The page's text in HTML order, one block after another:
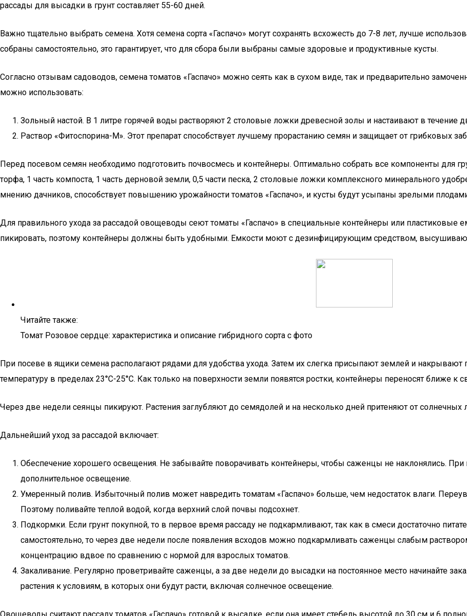
рассады для высадки в грунт составляет 55-60 дней.
Важно тщательно выбрать семена. Хотя семена сорта «Гаспачо» могут сохранять всхожесть до 7-8 лет, лучше
собраны самостоятельно, это гарантирует, что для сбора были выбраны самые здоровые и продуктивные кусты.
Согласно отзывам садоводов, семена томатов «Гаспачо» можно сеять как в сухом виде, так и предварительно
можно использовать:
Зольный настой. В 1 литре горячей воды растворяют 2 столовые ложки древесной золы и настаивают в течение
Раствор «Фитоспорина-М». Этот препарат способствует лучшему прорастанию семян и защищает от грибковых
Перед посевом семян необходимо подготовить почвосмесь и контейнеры. Оптимально собрать все компоненты для
торфа, 1 часть компоста, 1 часть дерновой земли, 0,5 части песка, 2 столовые ложки комплексного минерального
мнению дачников, способствует повышению урожайности томатов «Гаспачо», и кусты будут усыпаны зрелыми
Для правильного ухода за рассадой овощеводы сеют томаты «Гаспачо» в специальные контейнеры или
пикировать, поэтому контейнеры должны быть удобными. Емкости моют с дезинфицирующим средством,
Читайте также:
Томат Розовое сердце: характеристика и описание гибридного сорта с фото
При посеве в ящики семена располагают рядами для удобства ухода. Затем их слегка присыпают землей и
температуру в пределах 23°С-25°С. Как только на поверхности земли появятся ростки, контейнеры переносят ближе к
Через две недели сеянцы пикируют. Растения заглубляют до семядолей и на несколько дней притеняют от
Дальнейший уход за рассадой включает:
Обеспечение хорошего освещения. Не забывайте поворачивать контейнеры, чтобы саженцы не наклонялись. При
дополнительное освещение.
Умеренный полив. Избыточный полив может навредить томатам «Гаспачо» больше, чем недостаток влаги.
Поэтому поливайте теплой водой, когда верхний слой почвы подсохнет.
Подкормки. Если грунт покупной, то в первое время рассаду не подкармливают, так как в смеси достаточно
самостоятельно, то через две недели после появления всходов можно подкармливать саженцы слабым
концентрацию вдвое по сравнению с нормой для взрослых томатов.
Закаливание. Регулярно проветривайте саженцы, а за две недели до высадки на постоянное место начинайте
растения к условиям, в которых они будут расти, включая солнечное освещение.